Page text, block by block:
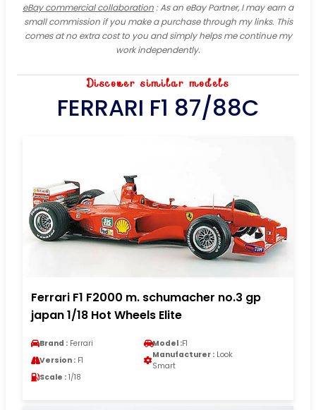
eBay commercial collaboration: As an eBay Partner, I may earn a
small commission if you make a purchase through my links. This
comes at no extra cost to you and simply helps me continue my
work independently.
Discover similar models
FERRARI F1 87/88C
Ferrari F1 F2000 m. schumacher no.3 gp
japan 1/18 Hot Wheels Elite
Brand : Ferrari Model :F1
Version : F1
Manufacturer : Look
Smart
Scale : 1/18